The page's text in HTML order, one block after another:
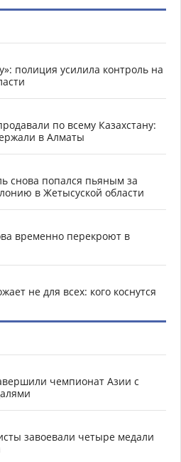
полиция усилила контроль на
по всему Казахстану:
в Алматы
снова попался пьяным за
в Жетысуской области
временно перекроют в
не для всех: кого коснутся
чемпионат Азии с
завоевали четыре медали